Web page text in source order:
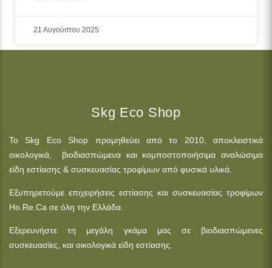
21 Αυγούστου 2025
Skg Eco Shop
Το Skg Eco Shop προμηθεύει από το 2010, αποκλειστικά
οικολογικά, βιοδιασπώμενα και κομποστοποιήσιμα αναλώσιμα
είδη εστίασης & συσκευασίας τροφίμων από φυσικά υλικά.
Εξυπηρετούμε επιχειρήσεις εστίασης και συσκευασίας τροφίμων
Ho.Re.Ca σε όλη την Ελλάδα.
Εξερευνήστε τη μεγάλη γκάμα μας σε βιοδιασπώμενες
συσκευασίες, και οικολογικά είδη εστίασης.